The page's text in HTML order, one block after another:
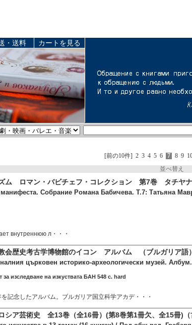
・送料 カートを見る
[前の10件] 2 3 4 5 6 7 8 9
並べ替え
ム ロマン・バビチェフ・コレクション 第7巻 タチヤ
Собрание Романа Бабичева. Т.7: Татьяна
внутреннюю л・・・
会歴史考古学博物館のイコン アルバム （ブルガリア語）
църковен историко-археологически музей. Албум.
изследване на изкуствата БАН 548 c. hard
記念したアルバム。ブルガリア国立科学アカデ・・・
ア芸術史 全13巻（全16冊）(第8巻第1冊欠、全15冊)（